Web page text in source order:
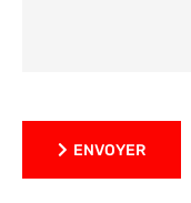
ENVOYER